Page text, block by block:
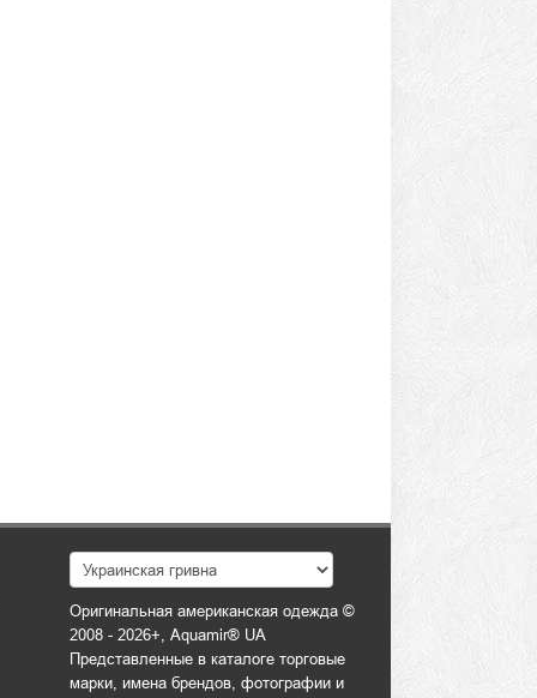
Оригинальная американская одежда ©
2008 - 2026+, Aquamir® UA
Представленные в каталоге торговые
марки, имена брендов, фотографии и